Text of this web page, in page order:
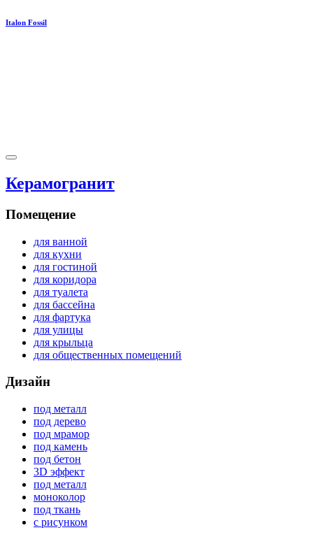
Italon Fossil
Керамогранит
Помещение
для ванной
для кухни
для гостиной
для коридора
для туалета
для бассейна
для фартука
для улицы
для крыльца
для общественных помещений
Дизайн
под металл
под дерево
под мрамор
под камень
под бетон
3D эффект
под металл
моноколор
под ткань
с рисунком